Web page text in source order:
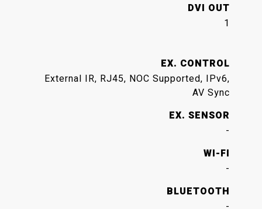
DVI OUT
1
EX. CONTROL
External IR, RJ45, NOC Supported, IPv6,
AV Sync
EX. SENSOR
-
WI-FI
-
BLUETOOTH